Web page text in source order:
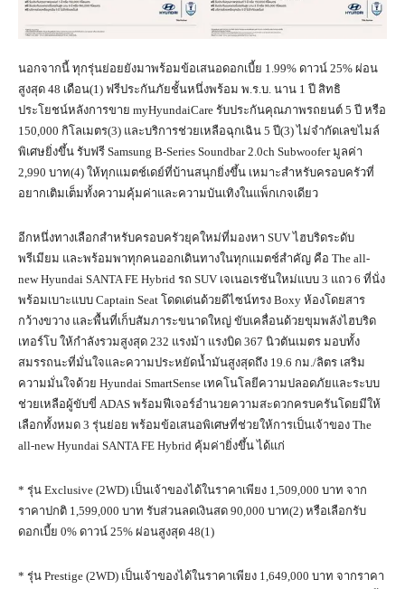
นอกจากนี้ ทุกรุ่นย่อยยังมาพร้อมข้อเสนอดอกเบี้ย 1.99% ดาวน์ 25% ผ่อน
สูงสุด 48 เดือน(1) ฟรีประกันภัยชั้นหนึ่งพร้อม พ.ร.บ. นาน 1 ปี สิทธิ
ประโยชน์หลังการขาย myHyundaiCare รับประกันคุณภาพรถยนต์ 5 ปี หรือ
150,000 กิโลเมตร(3) และบริการช่วยเหลือฉุกเฉิน 5 ปี(3) ไม่จำกัดเลขไมล์
พิเศษยิ่งขึ้น รับฟรี Samsung B-Series Soundbar 2.0ch Subwoofer มูลค่า
2,990 บาท(4) ให้ทุกแมตช์เดย์ที่บ้านสนุกยิ่งขึ้น เหมาะสำหรับครอบครัวที่
อยากเติมเต็มทั้งความคุ้มค่าและความบันเทิงในแพ็กเกจเดียว
อีกหนึ่งทางเลือกสำหรับครอบครัวยุคใหม่ที่มองหา SUV ไฮบริดระดับ
พรีเมียม และพร้อมพาทุกคนออกเดินทางในทุกแมตช์สำคัญ คือ The all-
new Hyundai SANTA FE Hybrid รถ SUV เจเนอเรชันใหม่แบบ 3 แถว 6 ที่นั่ง
พร้อมเบาะแบบ Captain Seat โดดเด่นด้วยดีไซน์ทรง Boxy ห้องโดยสาร
กว้างขวาง และพื้นที่เก็บสัมภาระขนาดใหญ่ ขับเคลื่อนด้วยขุมพลังไฮบริด
เทอร์โบ ให้กำลังรวมสูงสุด 232 แรงม้า แรงบิด 367 นิวตันเมตร มอบทั้ง
สมรรถนะที่มั่นใจและความประหยัดน้ำมันสูงสุดถึง 19.6 กม./ลิตร เสริม
ความมั่นใจด้วย Hyundai SmartSense เทคโนโลยีความปลอดภัยและระบบ
ช่วยเหลือผู้ขับขี่ ADAS พร้อมฟีเจอร์อำนวยความสะดวกครบครันโดยมีให้
เลือกทั้งหมด 3 รุ่นย่อย พร้อมข้อเสนอพิเศษที่ช่วยให้การเป็นเจ้าของ The
all-new Hyundai SANTA FE Hybrid คุ้มค่ายิ่งขึ้น ได้แก่
* รุ่น Exclusive (2WD) เป็นเจ้าของได้ในราคาเพียง 1,509,000 บาท จาก
ราคาปกติ 1,599,000 บาท รับส่วนลดเงินสด 90,000 บาท(2) หรือเลือกรับ
ดอกเบี้ย 0% ดาวน์ 25% ผ่อนสูงสุด 48(1)
* รุ่น Prestige (2WD) เป็นเจ้าของได้ในราคาเพียง 1,649,000 บาท จากราคา